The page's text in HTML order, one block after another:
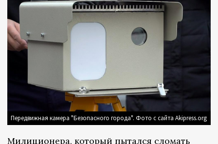
Передвижная камера "Безопасного города". Фото с сайта Akipress.org
Милиционера, который пытался сломать